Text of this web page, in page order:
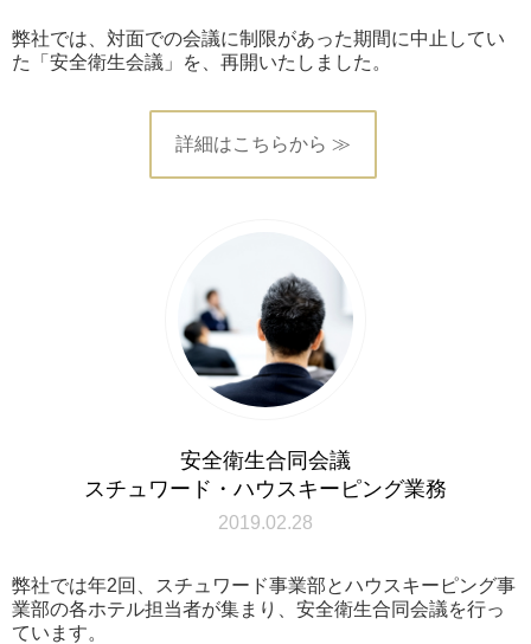
弊社では、対面での会議に制限があった期間に中止してい
た「安全衛生会議」を、再開いたしました。
詳細はこちらから ≫
安全衛生合同会議
スチュワード・ハウスキーピング業務
2019.02.28
弊社では年2回、スチュワード事業部とハウスキーピング事
業部の各ホテル担当者が集まり、安全衛生合同会議を行っ
ています。